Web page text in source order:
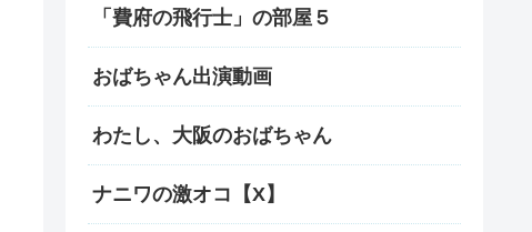
「費府の飛行士」の部屋５
おばちゃん出演動画
わたし、大阪のおばちゃん
ナニワの激オコ【X】